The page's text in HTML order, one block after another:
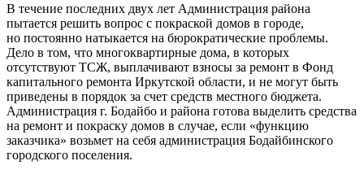
В течение последних двух лет Администрация района
пытается решить вопрос с покраской домов в городе,
но постоянно натыкается на бюрократические проблемы.
Дело в том, что многоквартирные дома, в которых
отсутствуют ТСЖ, выплачивают взносы за ремонт в Фонд
капитального ремонта Иркутской области, и не могут быть
приведены в порядок за счет средств местного бюджета.
Администрация г. Бодайбо и района готова выделить средства
на ремонт и покраску домов в случае, если «функцию
заказчика» возьмет на себя администрация Бодайбинского
городского поселения.